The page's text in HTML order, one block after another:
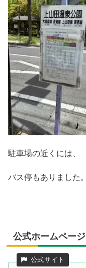
駐車場の近くには、
バス停もありました。
公式ホームページ